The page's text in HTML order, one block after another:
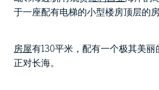
于一座配有电梯的小型楼房顶层的房
房屋有130平米，配有一个极其美丽
正对长海。